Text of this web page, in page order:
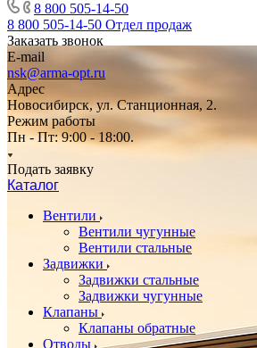
8 800 505-14-50
8 800 505-14-50 Отдел продаж
Заказать звонок
E-mail
nsk@arma-opt.ru
Адрес
Новосибирск, ул. Станционная, 2.
Режим работы
Пн - Пт: 9:00 - 18:00.
Подать заявку
Каталог
Вентили
Вентили чугунные
Вентили стальные
Задвижки
Задвижки стальные
Задвижки чугунные
Клапаны
Клапаны обратные
Отводы